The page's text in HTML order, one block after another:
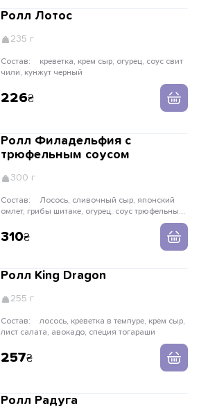
Ролл Лотос
235 г
Состав:
чили, кунжут черный
226
Ролл Филадельфия с
трюфельным соусом
300 г
Состав:
омлет, грибы шитаке, огурец, соус трюфельный,
310
Ролл King Dragon
255 г
Состав:
лист салата, авокадо, специя тогараши
257
Ролл Радуга